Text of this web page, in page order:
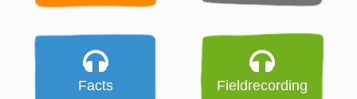
Facts Fieldrecording